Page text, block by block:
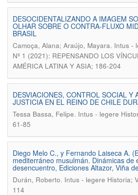
DESOCIDENTALIZANDO A IMAGEM
OLHAR SOBRE O CONTRA-FLUXO
BRASIL
Camoça, Alana; Araújo, Mayara. Intus -
Nº 1 (2021): REPENSANDO LOS
AMÉRICA LATINA Y ASIA; 186-204
DESVIACIONES, CONTROL SOCIAL Y
JUSTICIA EN EL REINO DE CHILE
Tessa Bassa, Felipe. Intus - legere
61-85
Diego Melo C., y Fernando Laiseca A.
mediterráneo musulmán. Dinámicas de
desencuentro, Ediciones Altazor, Viña
Durán, Roberto. Intus - legere Historia;
114